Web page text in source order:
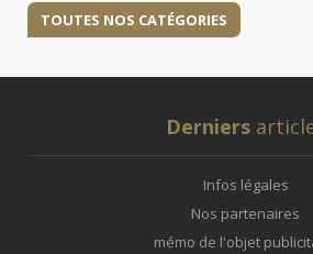
TOUTES NOS CATÉGORIES
Derniers
Infos légales
Nos partenaires
mémo de l'objet